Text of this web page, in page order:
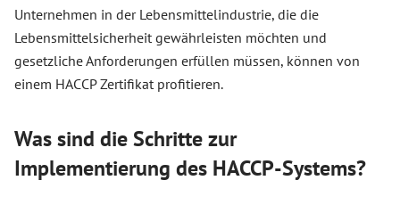
Unternehmen in der Lebensmittelindustrie, die die
Lebensmittelsicherheit gewährleisten möchten und
gesetzliche Anforderungen erfüllen müssen, können von
einem HACCP Zertifikat profitieren.
Was sind die Schritte zur
Implementierung des HACCP-Systems?